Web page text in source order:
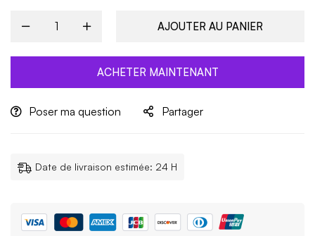
AJOUTER AU PANIER
ACHETER MAINTENANT
Poser ma question Partager
Date de livraison estimée: 24 H